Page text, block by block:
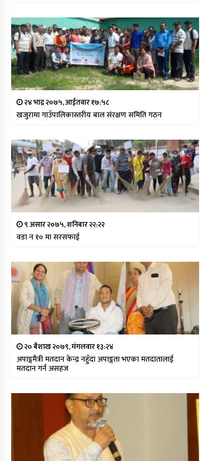
२४ भाद्र २०७५, आईतवार १७:५८
खजुरामा गाउँपालिकास्तरीय बाल संरक्षण समिति गठन
९ असार २०७५, शनिबार २२:२२
वडा न १० मा सरसफाई
२० बैशाख २०७९, मंगलवार १३:२४
अपाङ्गमैत्री मतदान केन्द्र नहुँदा अपाङ्गता भएका मतदातालाई
मतदान गर्न असहज